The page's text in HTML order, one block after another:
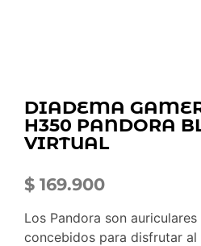
DIADEMA
H350 PANDORA
VIRTUAL
$ 169.900
Los Pandora son
concebidos para disfrutar al